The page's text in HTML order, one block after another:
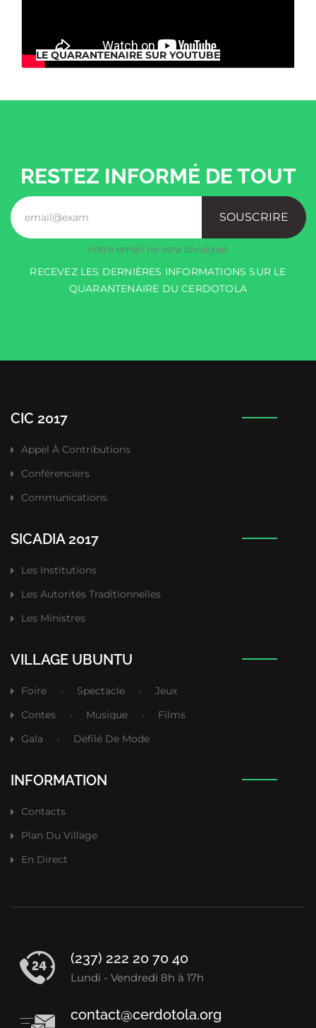
LE QUARANTENAIRE SUR YOUTUBE
RESTEZ INFORMÉ DE TOUT
SOUSCRIRE
Votre email ne sera divulgué.
RECEVEZ LES DERNIÈRES INFORMATIONS SUR LE
QUARANTENAIRE DU CERDOTOLA
CIC 2017
Appel À Contributions
Conférenciers
Communications
SICADIA 2017
Les Institutions
Les Autorités Traditionnelles
Les Ministres
VILLAGE UBUNTU
Foire - Spectacle -
Jeux
Contes
- Musique -
Films
Gala
- Défilé De Mode
INFORMATION
Contacts
Plan Du Village
En Direct
(237) 222 20 70 40
Lundi - Vendredi 8h à 17h
contact@cerdotola.org